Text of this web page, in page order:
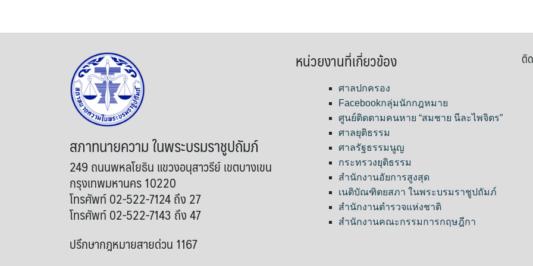
สภาทนายความ ในพระบรมราชูปถัมภ์
249 ถนนพหลโยธิน แขวงอนุสาวรีย์ เขตบางเขน
กรุงเทพมหานคร 10220
โทรศัพท์ 02-522-7124 ถึง 27
โทรศัพท์ 02-522-7143 ถึง 47
ปรึกษากฎหมายสายด่วน 1167
หน่วยงานที่เกี่ยวข้อง
ศาลปกครอง
Facebookกลุ่มนักกฎหมาย
ศูนย์ติดตามคนหาย “สมชาย นีละไพจิตร”
ศาลยุติธรรม
ศาลรัฐธรรมนูญ
กระทรวงยุติธรรม
สำนักงานอัยการสูงสุด
เนติบัณฑิตยสภา ในพระบรมราชูปถัมภ์
สำนักงานตำรวจแห่งชาติ
สำนักงานคณะกรรมการกฤษฎีกา
ติ